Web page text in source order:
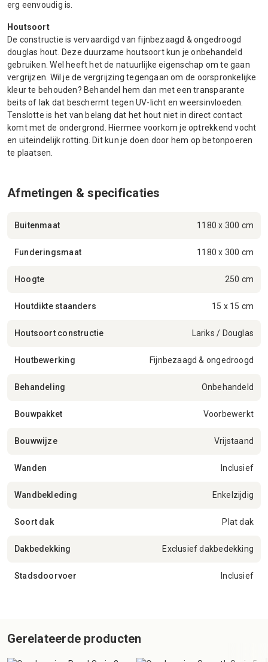
erg eenvoudig is.
Houtsoort
De constructie is vervaardigd van fijnbezaagd & ongedroogd
douglas hout. Deze duurzame houtsoort kun je onbehandeld
gebruiken. Wel heeft het de natuurlijke eigenschap om te gaan
vergrijzen. Wil je de vergrijzing tegengaan om de oorspronkelijke
kleur te behouden? Behandel hem dan met een transparante
beits of lak dat beschermt tegen UV-licht en weersinvloeden.
Tenslotte is het van belang dat het hout niet in direct contact
komt met de ondergrond. Hiermee voorkom je optrekkend vocht
en uiteindelijk rotting. Dit kun je doen door hem op betonpoeren
te plaatsen.
Afmetingen & specificaties
Buitenmaat 1180 x 300 cm
Funderingsmaat 1180 x 300 cm
Hoogte 250 cm
Houtdikte staanders 15 x 15 cm
Houtsoort constructie Lariks / Douglas
Houtbewerking Fijnbezaagd & ongedroogd
Behandeling Onbehandeld
Bouwpakket Voorbewerkt
Bouwwijze Vrijstaand
Wanden Inclusief
Wandbekleding Enkelzijdig
Soort dak Plat dak
Dakbedekking Exclusief dakbedekking
Stadsdoorvoer Inclusief
Gerelateerde producten